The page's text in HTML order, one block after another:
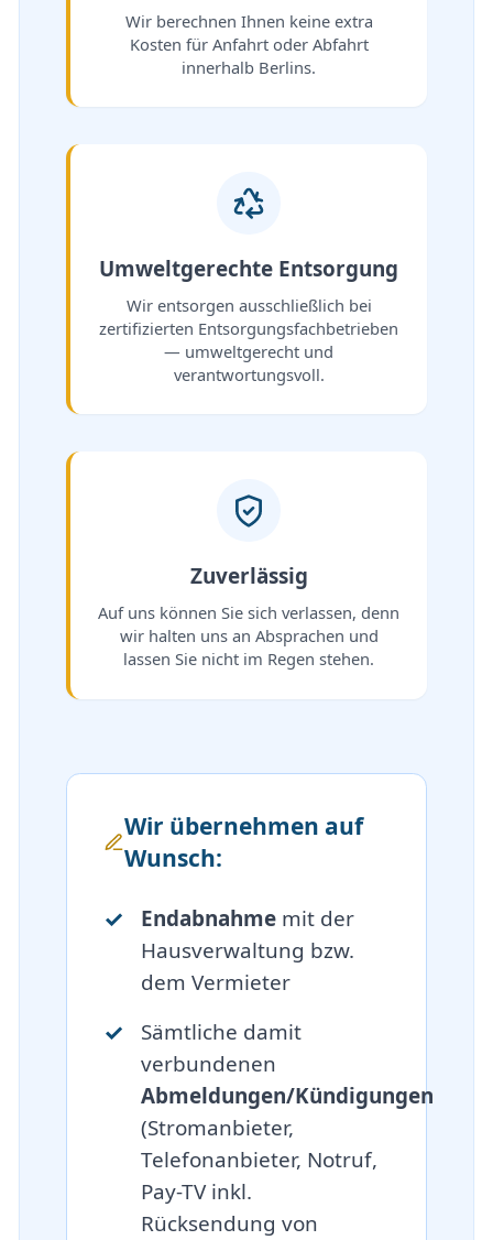
Wir berechnen Ihnen keine extra
Kosten für Anfahrt oder Abfahrt
innerhalb Berlins.
Umweltgerechte Entsorgung
Wir entsorgen ausschließlich bei
zertifizierten Entsorgungsfachbetrieben
— umweltgerecht und
verantwortungsvoll.
Zuverlässig
Auf uns können Sie sich verlassen, denn
wir halten uns an Absprachen und
lassen Sie nicht im Regen stehen.
Wir übernehmen auf
Wunsch:
Endabnahmemit der
Hausverwaltung bzw.
dem Vermieter
Sämtliche damit
verbundenen
Abmeldungen/Kündigungen
(Stromanbieter,
Telefonanbieter, Notruf,
Pay-TV inkl.
Rücksendung von